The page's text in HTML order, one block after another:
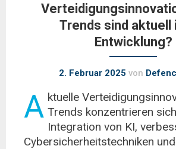
Trends sind aktuell
Entwicklung?
2. Februar 2025 von
A ktuelle
Trends konzentrieren
Integration von KI,
Cybersicherheitstechniken und